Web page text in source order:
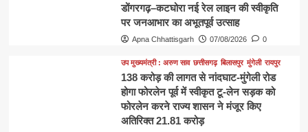
डोंगरगढ़–कटघोरा नई रेल लाइन की स्वीकृति
पर जनआभार का अभूतपूर्व उत्साह
Apna Chhattisgarh 07/08/2026 0
उप मुख्यमंत्री : अरुण साव छत्तीसगढ़ बिलासपुर मुंगेली रायपुर
138 करोड़ की लागत से नांदघाट-मुंगेली रोड
होगा फोरलेन पूर्व में स्वीकृत टू-लेन सड़क को
फोरलेन करने राज्य शासन ने मंजूर किए
अतिरिक्त 21.81 करोड़